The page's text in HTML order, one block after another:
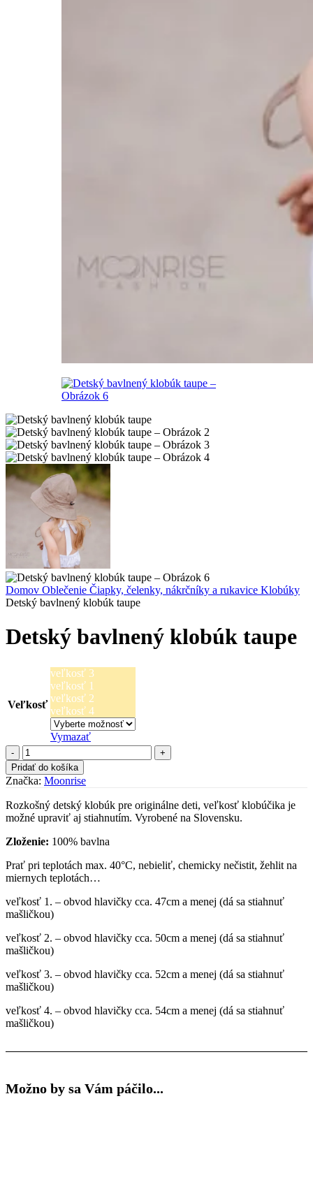
Domov Oblečenie Čiapky, čelenky, nákrčníky a rukavice Klobúky
Detský bavlnený klobúk taupe
Detský bavlnený klobúk taupe
Veľkosť
veľkosť 3
veľkosť 1
veľkosť 2
veľkosť 4
Vymazať
množstvo
Detský
bavlnený
klobúk
taupe
Pridať do košíka
Značka: Moonrise
Rozkošný detský klobúk pre originálne deti, veľkosť klobúčika je
možné upraviť aj stiahnutím. Vyrobené na Slovensku.
Zloženie: 100% bavlna
Prať pri teplotách max. 40°C, nebieliť, chemicky nečistit, žehlit na
miernych teplotách…
veľkosť 1. – obvod hlavičky cca. 47cm a menej (dá sa stiahnuť
mašličkou)
veľkosť 2. – obvod hlavičky cca. 50cm a menej (dá sa stiahnuť
mašličkou)
veľkosť 3. – obvod hlavičky cca. 52cm a menej (dá sa stiahnuť
mašličkou)
veľkosť 4. – obvod hlavičky cca. 54cm a menej (dá sa stiahnuť
mašličkou)
Možno by sa Vám páčilo...